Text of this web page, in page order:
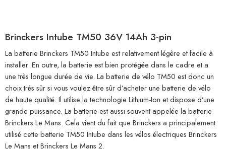
Brinckers Intube TM50 36V 14Ah 3-pin
La batterie Brinckers TM50 Intube est relativement légère et facile à
installer. En outre, la batterie est bien protégée dans le cadre et a
une très longue durée de vie. La batterie de vélo TM50 est donc un
choix très sûr si vous voulez être sûr d’acheter une batterie de vélo
de haute qualité. Il utilise la technologie Lithium-Ion et dispose d’une
grande puissance. La batterie est aussi souvent appelée la batterie
Brinckers Le Mans. Cela vient du fait que Brinckers a principalement
utilisé cette batterie TM50 Intube dans les vélos électriques Brinckers
Le Mans et Brinckers Le Mans 2.